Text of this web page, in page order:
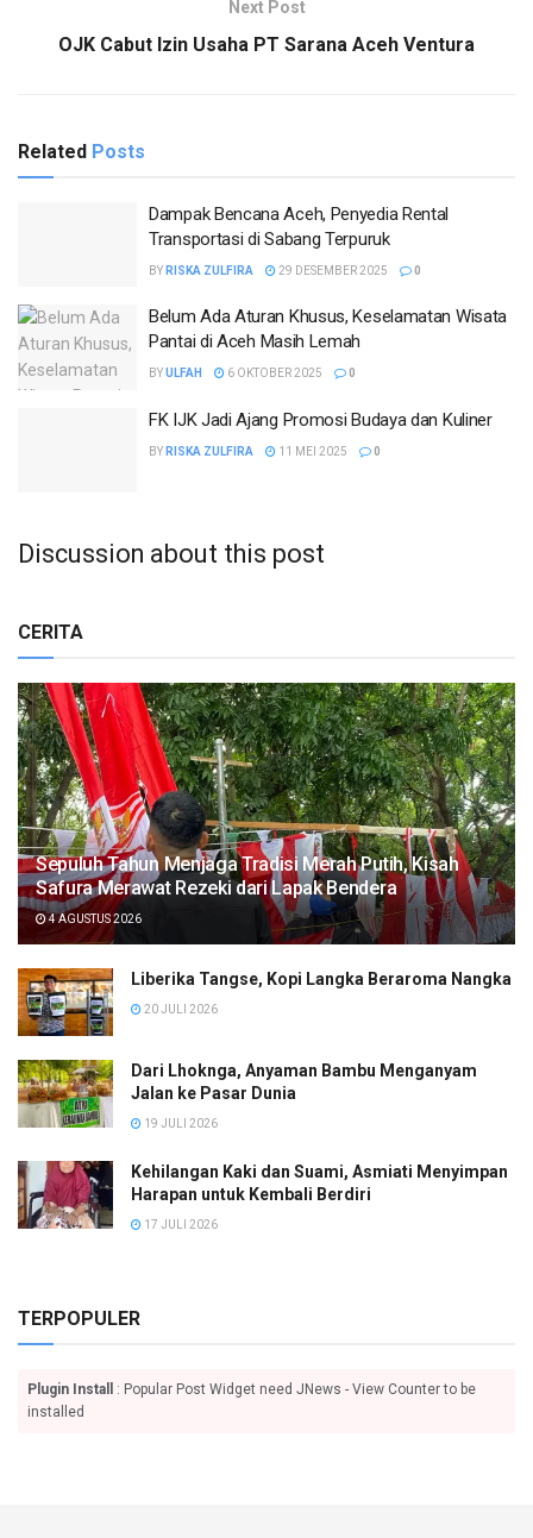
Next Post
OJK Cabut Izin Usaha PT Sarana Aceh Ventura
Related Posts
Dampak Bencana Aceh, Penyedia Rental
Transportasi di Sabang Terpuruk
BY RISKA ZULFIRA 29 DESEMBER 2025 0
Belum Ada Aturan Khusus, Keselamatan Wisata
Pantai di Aceh Masih Lemah
BYULFAH 6 OKTOBER 2025 0
FK IJK Jadi Ajang Promosi Budaya dan Kuliner
BY RISKA ZULFIRA 11 MEI 2025 0
Discussion about this post
CERITA
Sepuluh Tahun Menjaga Tradisi Merah Putih, Kisah
Safura Merawat Rezeki dari Lapak Bendera
4 AGUSTUS 2026
Liberika Tangse, Kopi Langka Beraroma Nangka
20 JULI 2026
Dari Lhoknga, Anyaman Bambu Menganyam
Jalan ke Pasar Dunia
19 JULI 2026
Kehilangan Kaki dan Suami, Asmiati Menyimpan
Harapan untuk Kembali Berdiri
17 JULI 2026
TERPOPULER
Plugin Install
: Popular Post Widget need JNews - View Counter to be
installed